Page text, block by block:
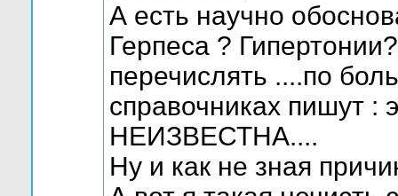
А есть научно
Герпеса ?
перечислять ....по
справочниках пишут :
НЕИЗВЕСТНА....
Ну и как не зная